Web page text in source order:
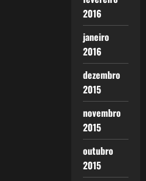
2016
janeiro
2016
dezembro
2015
novembro
2015
outubro
2015